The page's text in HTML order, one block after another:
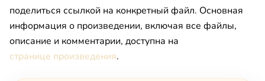
поделиться ссылкой на конкретный файл. Основная
информация о произведении, включая все файлы,
описание и комментарии, доступна на
странице произведения.